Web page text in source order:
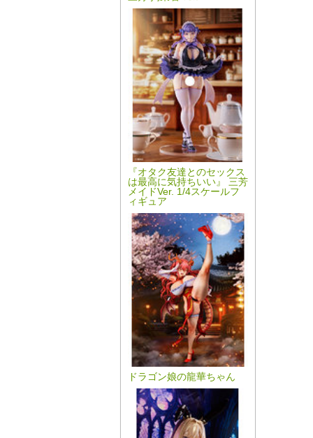
『オタク友達とのセックス
は最高に気持ちいい』 三芳
メイドVer. 1/4スケールフ
ィギュア
ドラゴン娘の龍華ちゃん